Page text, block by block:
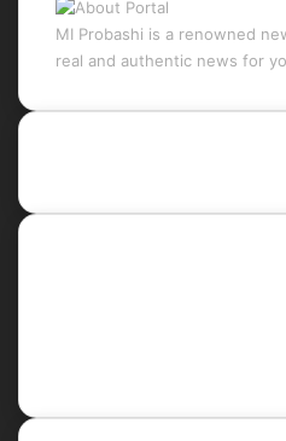
MI Probashi is a renowned
real and authentic news for